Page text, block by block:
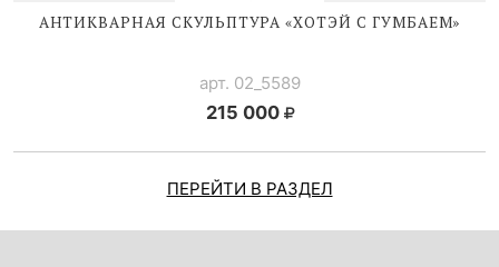
АНТИКВАРНАЯ СКУЛЬПТУРА «ХОТЭЙ С ГУМБАЕМ»
арт. 02_5589
215 000
ПЕРЕЙТИ В РАЗДЕЛ